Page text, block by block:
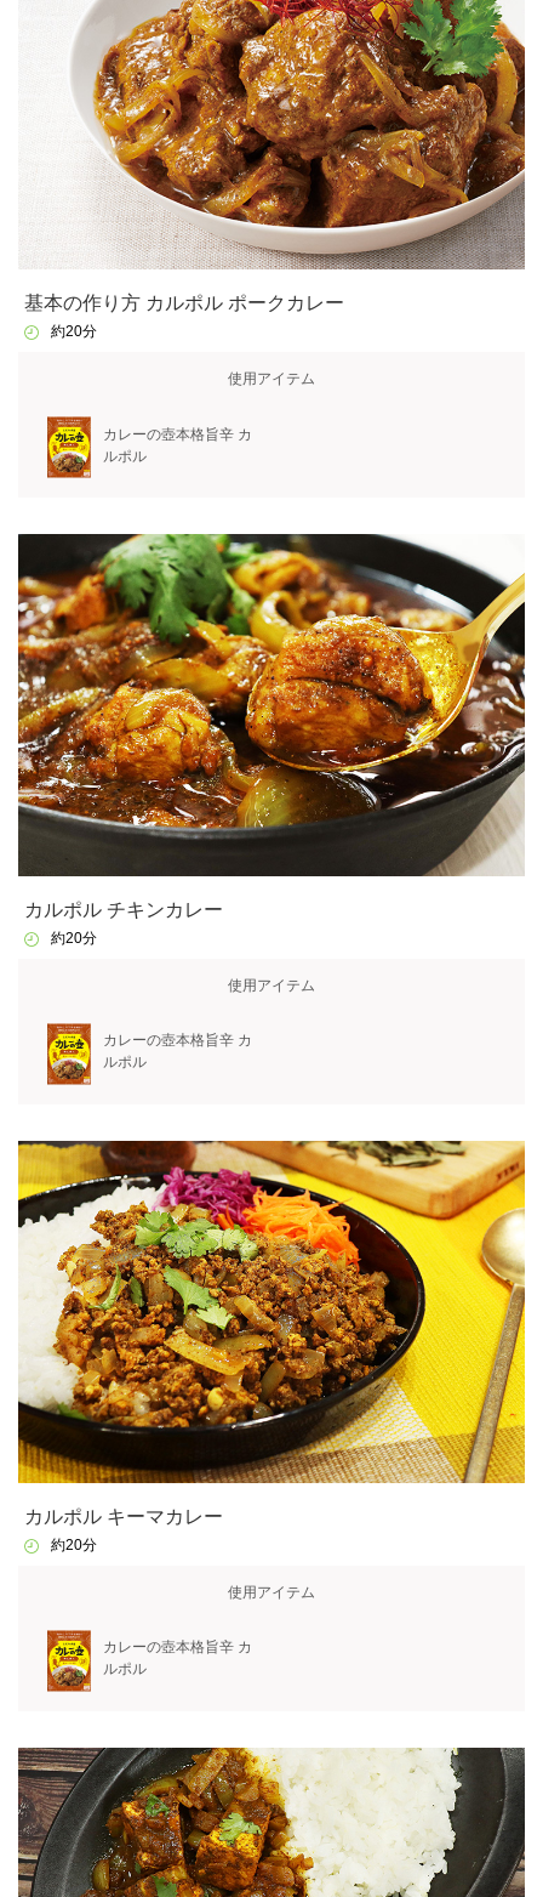
基本の作り方 カルポル ポークカレー
約20分
使用アイテム
カレーの壺本格旨辛 カ
ルポル
カルポル チキンカレー
約20分
使用アイテム
カレーの壺本格旨辛 カ
ルポル
カルポル キーマカレー
約20分
使用アイテム
カレーの壺本格旨辛 カ
ルポル